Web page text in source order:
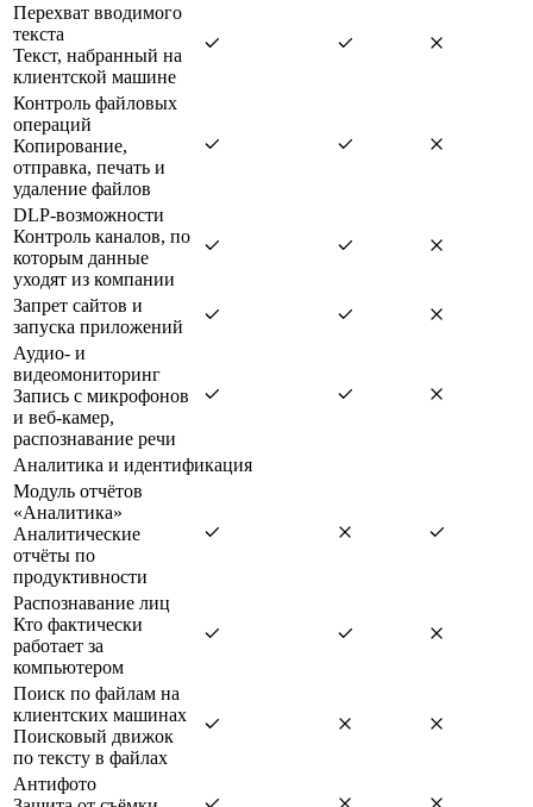
Перехват вводимого
текста
Текст, набранный на
клиентской машине
Контроль файловых
операций
Копирование,
отправка, печать и
удаление файлов
DLP-возможности
Контроль каналов, по
которым данные
уходят из компании
Запрет сайтов и
запуска приложений
Аудио- и
видеомониторинг
Запись с микрофонов
и веб-камер,
распознавание речи
Аналитика и идентификация
Модуль отчётов
«Аналитика»
Аналитические
отчёты по
продуктивности
Распознавание лиц
Кто фактически
работает за
компьютером
Поиск по файлам на
клиентских машинах
Поисковый движок
по тексту в файлах
Антифото